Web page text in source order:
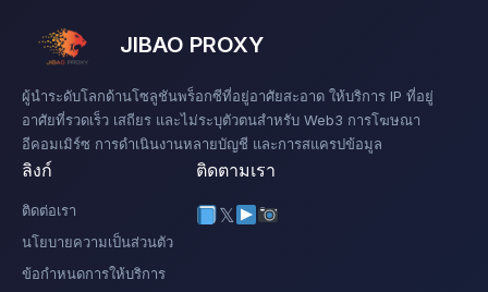
JIBAO PROXY
ผู้นำระดับโลกด้านโซลูชันพร็อกซีที่อยู่อาศัยสะอาด ให้บริการ IP ที่อยู่
อาศัยที่รวดเร็ว เสถียร และไม่ระบุตัวตนสำหรับ Web3 การโฆษณา
อีคอมเมิร์ซ การดำเนินงานหลายบัญชี และการสแครปข้อมูล
ลิงก์
ติดต่อเรา
นโยบายความเป็นส่วนตัว
ข้อกำหนดการให้บริการ
ติดตามเรา
𝕏